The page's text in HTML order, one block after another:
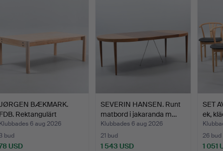
BÆKMARK.
Rektangulärt
6 aug 2026
bud
USD
SEVERIN HANSEN. Runt
matbord i jakaranda m…
Klubbades 6 aug 2026
21 bud
1 543 USD
SET
ek,
26 bud
1 051